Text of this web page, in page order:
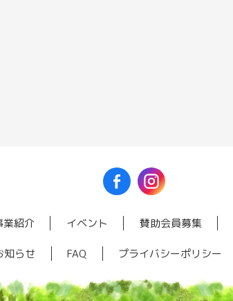
業紹介 イベント 賛助会員募集
知らせ FAQ プライバシーポリシー